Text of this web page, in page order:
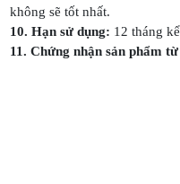
không sẽ tốt nhất.
10. Hạn sử dụng: 12 tháng
11. Chứng nhận sản phẩm